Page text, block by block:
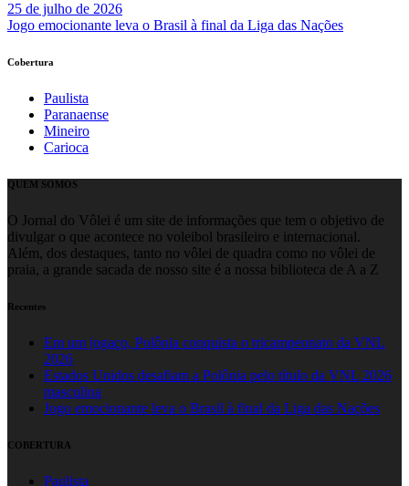
25 de julho de 2026
Jogo emocionante leva o Brasil à final da Liga das Nações
Cobertura
Paulista
Paranaense
Mineiro
Carioca
QUEM SOMOS
O Jornal do Vôlei é um site de informações que tem o objetivo de
divulgar o que acontece no voleibol brasileiro e internacional.
Além, dos destaques, tanto no vôlei de quadra como no vôlei de
praia, a grande sacada de nosso site é a nossa biblioteca de A a Z
Recentes
Em um jogaço, Polônia conquista o tricampeonato da VNL
2026
Estados Unidos desafiam a Polônia pelo título da VNL 2026
masculina
Jogo emocionante leva o Brasil à final da Liga das Nações
COBERTURA
Paulista